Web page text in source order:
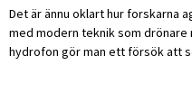
Det är ännu oklart hur forskarna
med modern teknik som
hydrofon gör man ett försök att